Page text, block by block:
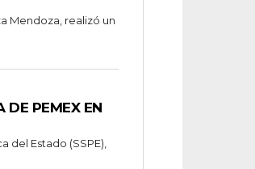
Mendoza, realizó un
DE PEMEX EN
del Estado (SSPE),